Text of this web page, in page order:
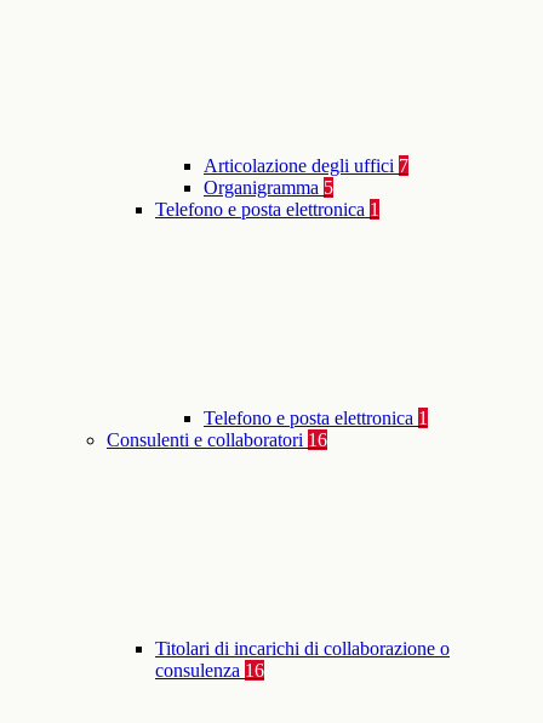
Articolazione degli uffici 7
Organigramma 5
Telefono e posta elettronica 1
Telefono e posta elettronica 1
Consulenti e collaboratori 16
Titolari di incarichi di collaborazione o
consulenza 16